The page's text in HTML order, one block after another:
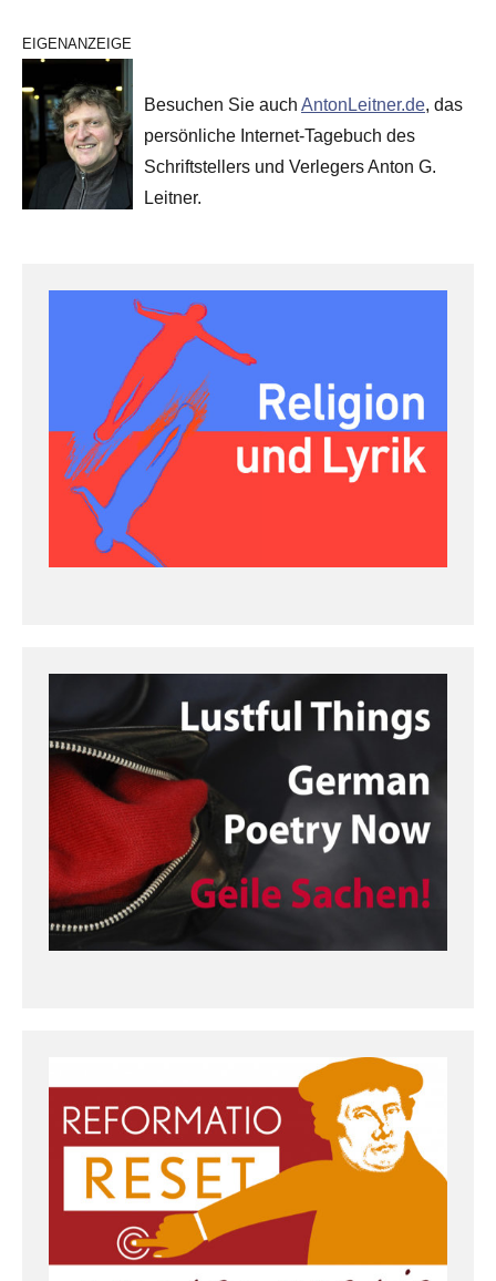
EIGENANZEIGE
Besuchen Sie auch AntonLeitner.de, das
persönliche Internet-Tagebuch des
Schriftstellers und Verlegers Anton G.
Leitner.